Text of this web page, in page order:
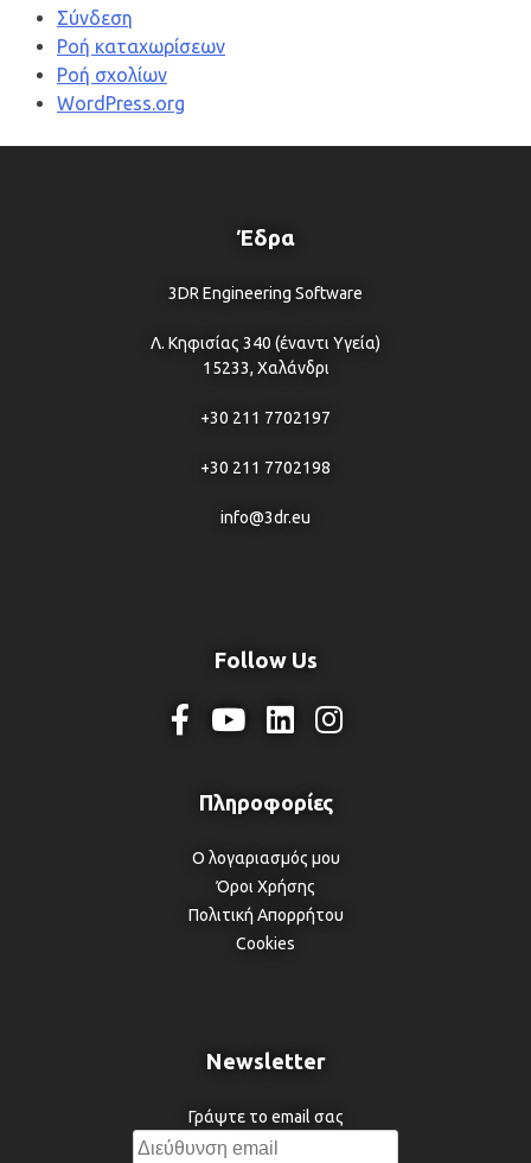
Σύνδεση
Ροή καταχωρίσεων
Ροή σχολίων
WordPress.org
Έδρα
3DR Engineering Software
Λ. Κηφισίας 340 (έναντι Υγεία)
15233, Χαλάνδρι
+30 211 7702197
+30 211 7702198
info@3dr.eu
Follow Us
Ο λογαριασμός μου
Όροι Χρήσης
Πολιτική Απορρήτου
Cookies
Newsletter
Γράψτε το email σας